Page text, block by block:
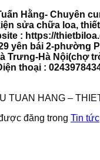
Hằng- Chuyên
sửa chữa loa,
: https://
yên bái 2-phường
Trưng-Hà Nội(chợ
thoại :
TUAN HANG –
đăng trong Tin tức